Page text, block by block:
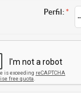
Perfil: